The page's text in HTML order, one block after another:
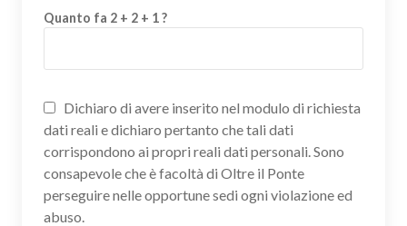
Quanto fa 2 + 2 + 1 ?
Dichiaro di avere inserito nel modulo di richiesta
dati reali e dichiaro pertanto che tali dati
corrispondono ai propri reali dati personali. Sono
consapevole che è facoltà di Oltre il Ponte
perseguire nelle opportune sedi ogni violazione ed
abuso.